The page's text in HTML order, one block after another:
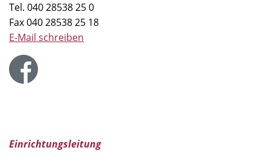
Tel. 040 28538 25 0
Fax 040 28538 25 18
E-Mail schreiben
Einrichtungsleitung